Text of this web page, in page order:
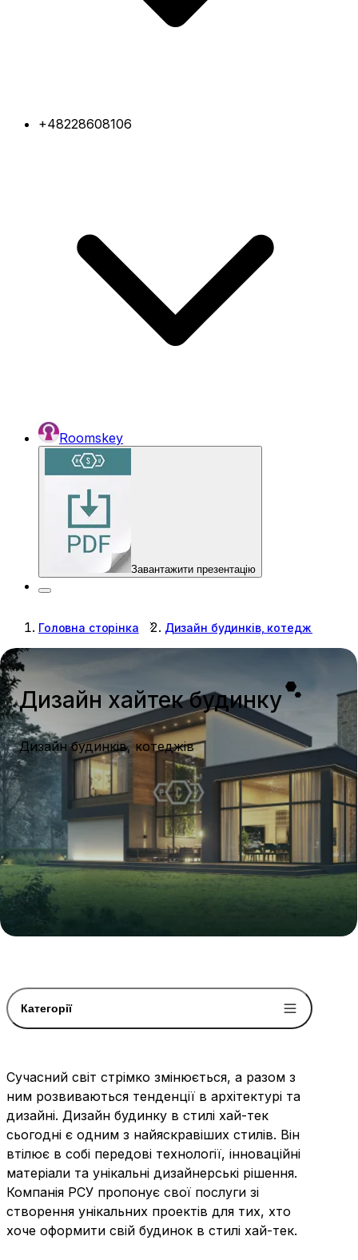
+48228608106
Roomskey
Завантажити презентацію
Головна сторінка Дизайн будинків, котеджів
Дизайн хайтек будинку
Дизайн будинків, котеджів
Категорії
Сучасний світ стрімко змінюється, а разом з
ним розвиваються тенденції в архітектурі та
дизайні. Дизайн будинку в стилі хай-тек
сьогодні є одним з найяскравіших стилів. Він
втілює в собі передові технології, інноваційні
матеріали та унікальні дизайнерські рішення.
Компанія РСУ пропонує свої послуги зі
створення унікальних проектів для тих, хто
хоче оформити свій будинок в стилі хай-тек.